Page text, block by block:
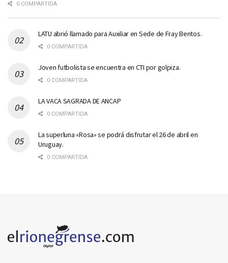
0 COMPARTIDA
LATU abrió llamado para Auxiliar en Sede de Fray Bentos.
0 COMPARTIDA
Joven futbolista se encuentra en CTI por golpiza.
0 COMPARTIDA
LA VACA SAGRADA DE ANCAP
0 COMPARTIDA
La superluna «Rosa» se podrá disfrutar el 26 de abril en
Uruguay.
0 COMPARTIDA